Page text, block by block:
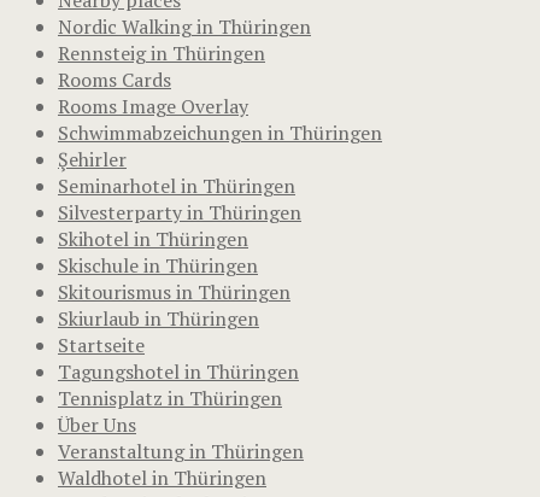
Nordic Walking in Thüringen
Rennsteig in Thüringen
Rooms Cards
Rooms Image Overlay
Schwimmabzeichungen in Thüringen
Şehirler
Seminarhotel in Thüringen
Silvesterparty in Thüringen
Skihotel in Thüringen
Skischule in Thüringen
Skitourismus in Thüringen
Skiurlaub in Thüringen
Startseite
Tagungshotel in Thüringen
Tennisplatz in Thüringen
Über Uns
Veranstaltung in Thüringen
Waldhotel in Thüringen